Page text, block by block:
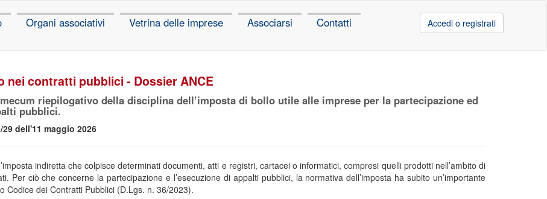
Organi associativi Vetrina delle imprese Associarsi Contatti Accedi o registrati
nei contratti pubblici - Dossier ANCE
riepilogativo della disciplina dell’imposta di bollo utile alle imprese per la partecipazione ed
pubblici.
dell'11 maggio 2026
indiretta che colpisce determinati documenti, atti e registri, cartacei o informatici, compresi quelli prodotti nell’ambito di
Per ciò che concerne la partecipazione e l’esecuzione di appalti pubblici, la normativa dell’imposta ha subito un’importante
Codice dei Contratti Pubblici (D.Lgs. n. 36/2023).